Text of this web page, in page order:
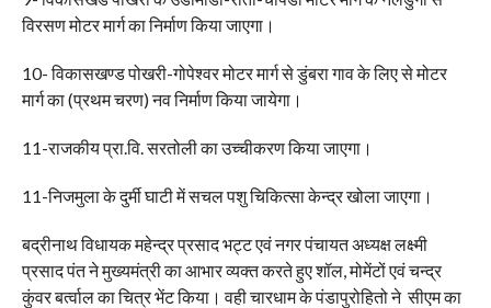
विरसण मोटर मार्ग का निर्माण किया जाएगा।
10- विकासखण्ड पोखरी-गोपेश्वर मोटर मार्ग से डुंबरा गाव के लिए से मोटर
मार्ग का (प्रथम चरण) नव निर्माण किया जायेगा।
11-राजकीय प्रा.वि. सरतोली का उच्चीकरण किया जाएगा।
11-निजमुला के दुर्मी घाटी में सचल पशु चिकित्सा केन्द्र खोला जाएगा।
बद्रीनाथ विधायक महेन्द्र प्रसाद भट्ट एवं नगर पंचायत अध्यक्ष लक्ष्मी
प्रसाद पंत ने मुख्यमंत्री का आभार व्यक्त करते हुए शॉल, मोमेंटों एवं चन्द्र
कुंवर बर्त्वाल का चित्र भेंट किया। वही चारधाम के पंडापुरोहितो ने सीएम का